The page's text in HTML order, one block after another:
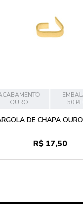
OURO
50
DE CHAPA
R$ 17,50